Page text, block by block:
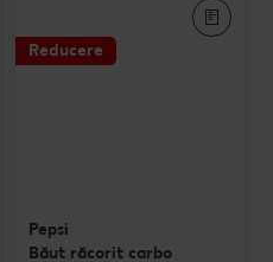
Reducere
Pepsi
Băut răcorit carbo